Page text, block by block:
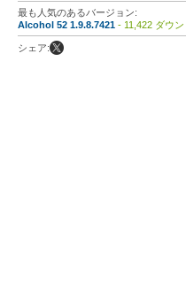
最も人気のあるバージョン:
Alcohol 52 1.9.8.7421 - 11,422 ダウン
シェア: